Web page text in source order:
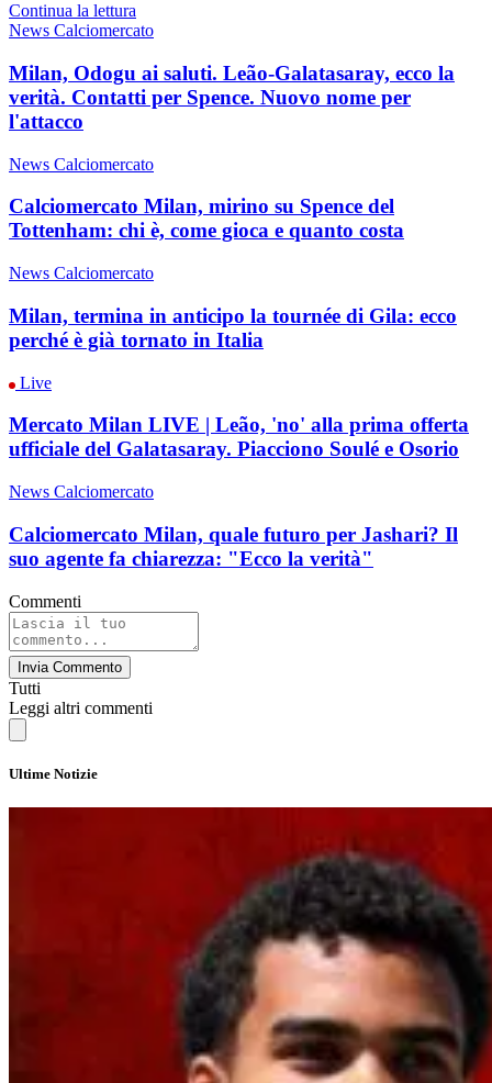
Continua la lettura
News Calciomercato
Milan, Odogu ai saluti. Leão-Galatasaray, ecco la
verità. Contatti per Spence. Nuovo nome per
l'attacco
News Calciomercato
Calciomercato Milan, mirino su Spence del
Tottenham: chi è, come gioca e quanto costa
News Calciomercato
Milan, termina in anticipo la tournée di Gila: ecco
perché è già tornato in Italia
Live
Mercato Milan LIVE | Leão, 'no' alla prima offerta
ufficiale del Galatasaray. Piacciono Soulé e Osorio
News Calciomercato
Calciomercato Milan, quale futuro per Jashari? Il
suo agente fa chiarezza: "Ecco la verità"
Commenti
Invia Commento
Tutti
Leggi altri commenti
Ultime Notizie